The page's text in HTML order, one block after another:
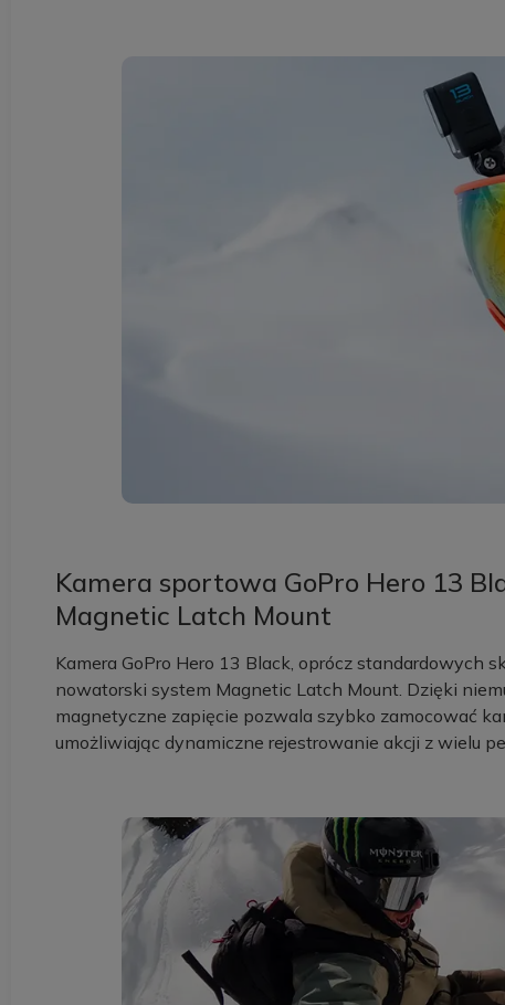
Kamera sportowa GoPro Hero 13
Magnetic Latch Mount
Kamera GoPro Hero 13 Black, oprócz standardowych
nowatorski system Magnetic Latch Mount. Dzięki
magnetyczne zapięcie pozwala szybko zamocować
umożliwiając dynamiczne rejestrowanie akcji z wielu